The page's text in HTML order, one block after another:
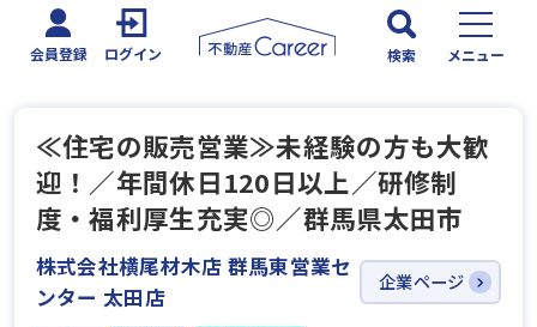
会員登録 ログイン 検索 メニュー
≪住宅の販売営業≫未経験の方も大歓
迎！／年間休日120日以上／研修制
度・福利厚生充実◎／群馬県太田市
株式会社横尾材木店 群馬東営業セ
ンター 太田店
企業ページ